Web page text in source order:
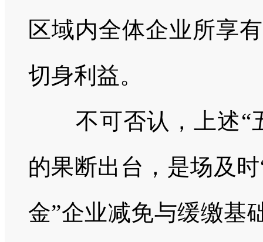
区域内全体企业所享
切身利益。
不可否认，上述“
的果断出台，是场及
金”企业减免与缓缴基